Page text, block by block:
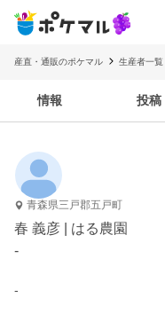
産直・通販のポケマル 生産者一覧
情報 投稿
青森県三戸郡五戸町
春 義彦 | はる農園
-
-